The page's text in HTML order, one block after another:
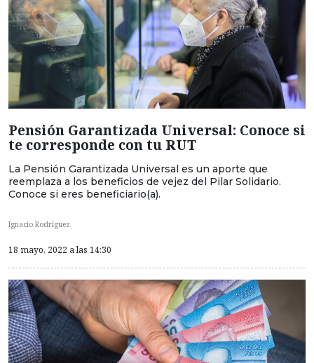
Pensión Garantizada Universal: Conoce si
te corresponde con tu RUT
La Pensión Garantizada Universal es un aporte que
reemplaza a los beneficios de vejez del Pilar Solidario.
Conoce si eres beneficiario(a).
Ignacio Rodríguez
18 mayo, 2022 a las 14:30